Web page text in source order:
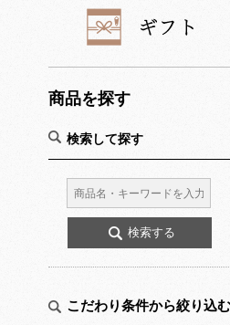
商品を探す
検索して探す
こだわり条件から絞り込む